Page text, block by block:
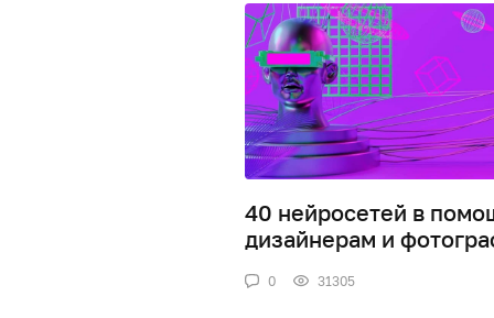
40 нейросетей в
дизайнерам и
0 31305